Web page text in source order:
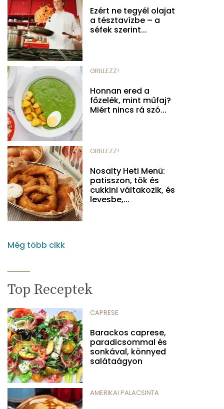
Ezért ne tegyél olajat
a tésztavízbe – a
séfek szerint...
GRILLEZZ!
Honnan ered a
főzelék, mint műfaj?
Miért nincs rá szó...
GRILLEZZ!
Nosalty Heti Menü:
patisszon, tök és
cukkini váltakozik, és
levesbe,...
Még több cikk
Top Receptek
CAPRESE
Barackos caprese,
paradicsommal és
sonkával, könnyed
salátaágyon
AMERIKAI PALACSINTA